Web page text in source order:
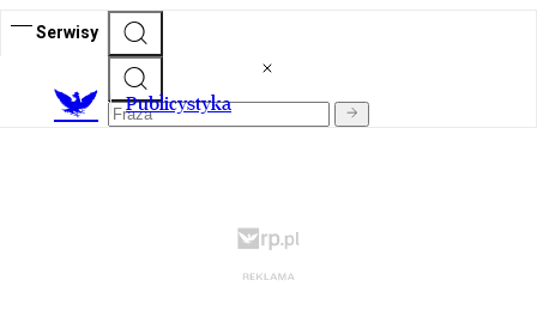
Serwisy
Publicystyka